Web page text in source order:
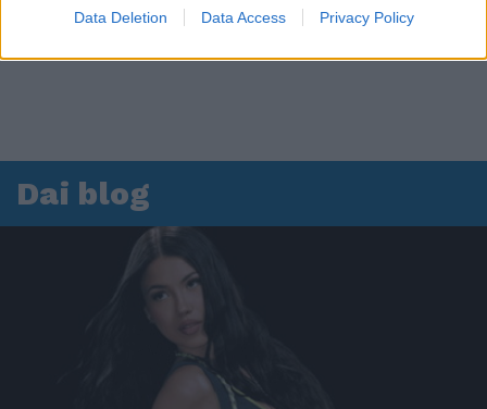
Data Deletion Data Access Privacy Policy
Dai blog